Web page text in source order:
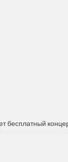
бесплатный